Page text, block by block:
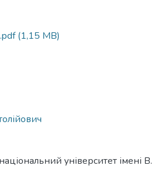
(1,15 MB)
університет імені В.